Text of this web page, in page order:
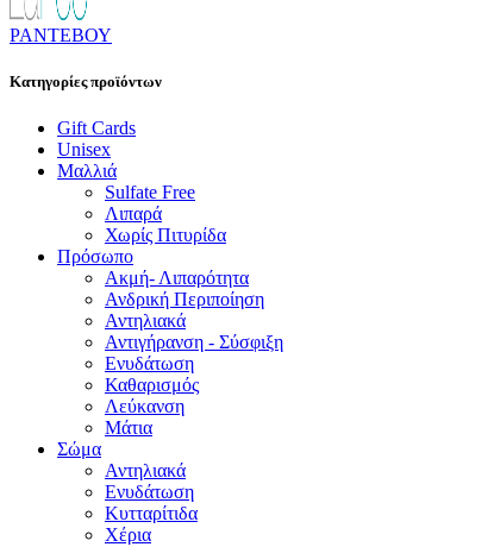
ΡΑΝΤΕΒΟΥ
Κατηγορίες προϊόντων
Gift Cards
Unisex
Μαλλιά
Sulfate Free
Λιπαρά
Χωρίς Πιτυρίδα
Πρόσωπο
Ακμή- Λιπαρότητα
Ανδρική Περιποίηση
Αντηλιακά
Αντιγήρανση - Σύσφιξη
Ενυδάτωση
Καθαρισμός
Λεύκανση
Μάτια
Σώμα
Αντηλιακά
Ενυδάτωση
Κυτταρίτιδα
Χέρια